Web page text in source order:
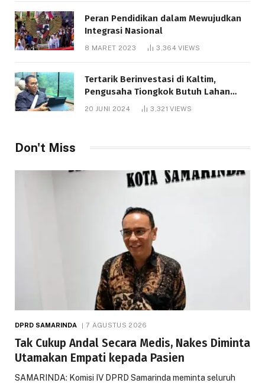
Peran Pendidikan dalam Mewujudkan
Integrasi Nasional
8 MARET 2023 3,364VIEWS
Tertarik Berinvestasi di Kaltim,
Pengusaha Tiongkok Butuh Lahan
1.000 Hektare
20 JUNI 2024 3,321VIEWS
Don't Miss
DPRD SAMARINDA 7 AGUSTUS 2026
Tak Cukup Andal Secara Medis, Nakes Diminta
Utamakan Empati kepada Pasien
SAMARINDA: Komisi IV DPRD Samarinda meminta seluruh